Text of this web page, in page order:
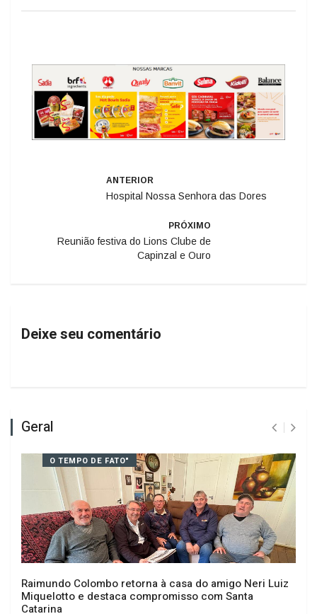
ANTERIOR
Hospital Nossa Senhora das Dores
PRÓXIMO
Reunião festiva do Lions Clube de
Capinzal e Ouro
Deixe seu comentário
Geral
O TEMPO DE FATO"
Raimundo Colombo retorna à casa do amigo Neri Luiz
Miquelotto e destaca compromisso com Santa
Catarina